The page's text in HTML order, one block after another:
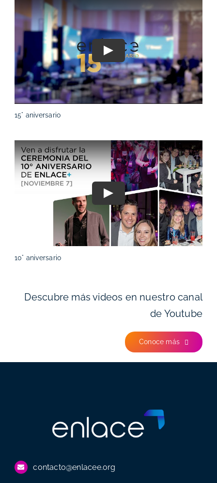
Play
15° aniversario
Play
10° aniversario
Descubre más videos en nuestro canal
de Youtube
Conoce más
contacto@enlacee.org